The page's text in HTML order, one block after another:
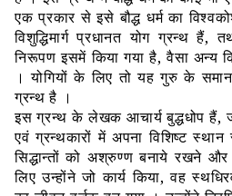
एक प्रकार से इसे बौद्ध धर्म का
विशुद्धिमार्ग प्रधानत योग ग्रन्थ हैं,
निरूपण इसमें किया गया है,वैसा अन्य
। योगियों के लिए तो यह गुरु के समान
ग्रन्थ है ।
इस ग्रन्थ के लेखक आचार्य बुद्धधोप हैं,
एवं ग्रन्थकारों में अपना विशिष्ट
सिद्धान्तों को अश्रुण्ण बनाये रखने और
लिए उन्होंने जो कार्य किया,वह